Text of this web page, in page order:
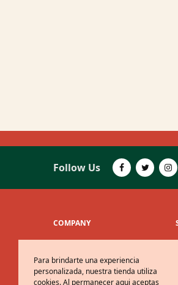
Follow Us
COMPANY
Nosotros
Noticias
Contáctanos
Para brindarte una experiencia
personalizada, nuestra tienda utiliza
cookies. Al permanecer aqui aceptas